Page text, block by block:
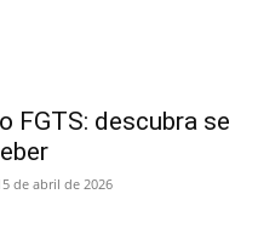
FGTS: descubra se
de abril de 2026